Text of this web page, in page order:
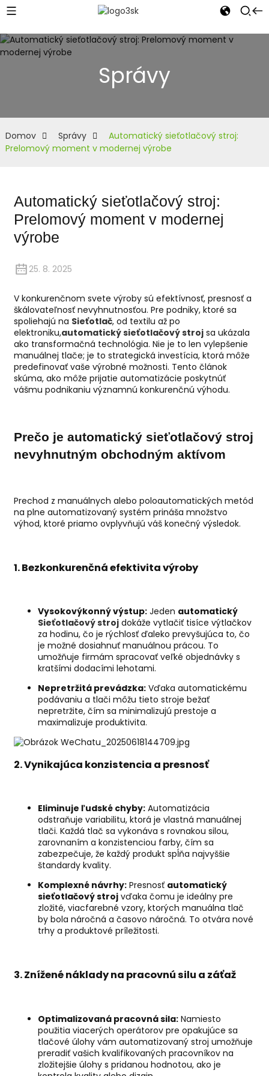
Správy
Domov Správy
Automatický sieťotlačový stroj:
Prelomový moment v modernej výrobe
Automatický sieťotlačový stroj:
Prelomový moment v modernej
výrobe
25. 8. 2025
V konkurenčnom svete výroby sú efektívnosť, presnosť a
škálovateľnosť nevyhnutnosťou. Pre podniky, ktoré sa
spoliehajú na Sieťotlač, od textilu až po
elektroniku,automatický sieťotlačový strojsa ukázala
ako transformačná technológia. Nie je to len vylepšenie
manuálnej tlače; je to strategická investícia, ktorá môže
predefinovať vaše výrobné možnosti. Tento článok
skúma, ako môže prijatie automatizácie poskytnúť
vášmu podnikaniu významnú konkurenčnú výhodu.
Prečo je automatický sieťotlačový stroj
nevyhnutným obchodným aktívom
Prechod z manuálnych alebo poloautomatických metód
na plne automatizovaný systém prináša množstvo
výhod, ktoré priamo ovplyvňujú váš konečný výsledok.
1. Bezkonkurenčná efektivita výroby
Vysokovýkonný výstup:Jeden automatický
Sieťotlačový strojdokáže vytlačiť tisíce výtlačkov
za hodinu, čo je rýchlosť ďaleko prevyšujúca to, čo
je možné dosiahnuť manuálnou prácou. To
umožňuje firmám spracovať veľké objednávky s
kratšími dodacími lehotami.
Nepretržitá prevádzka:Vďaka automatickému
podávaniu a tlači môžu tieto stroje bežať
nepretržite, čím sa minimalizujú prestoje a
maximalizuje produktivita.
2. Vynikajúca konzistencia a presnosť
Eliminuje ľudské chyby:Automatizácia
odstraňuje variabilitu, ktorá je vlastná manuálnej
tlači. Každá tlač sa vykonáva s rovnakou silou,
zarovnaním a konzistenciou farby, čím sa
zabezpečuje, že každý produkt spĺňa najvyššie
štandardy kvality.
Komplexné návrhy:Presnosť automatický
sieťotlačový strojvďaka čomu je ideálny pre
zložité, viacfarebné vzory, ktorých manuálna tlač
by bola náročná a časovo náročná. To otvára nové
trhy a produktové príležitosti.
3. Znížené náklady na pracovnú silu a záťaž
Optimalizovaná pracovná sila:Namiesto
použitia viacerých operátorov pre opakujúce sa
tlačové úlohy vám automatizovaný stroj umožňuje
preradiť vašich kvalifikovaných pracovníkov na
zložitejšie úlohy s pridanou hodnotou, ako je